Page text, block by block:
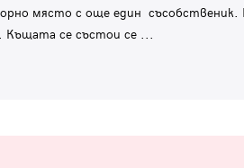
място с още един съсобственик.
Къщата се състои се ...